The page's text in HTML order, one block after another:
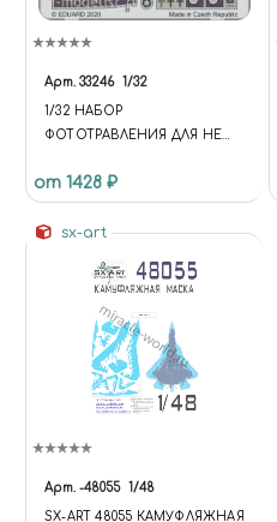
Арт. 33246 1/32
1/32 НАБОР
ФОТОТРАВЛЕНИЯ ДЛЯ HE
от 1428 ₽
sx-art
Арт. -48055 1/48
SX-ART 48055 КАМУФЛЯЖНАЯ